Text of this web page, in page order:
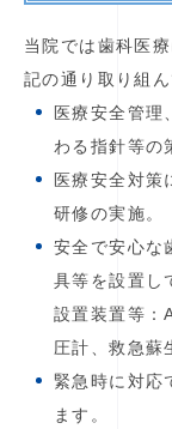
当院では歯科医
記の通り取り組ん
医療安全管理
わる指針等の
医療安全対策
研修の実施。
安全で安心な
具等を設置し
設置装置等：
圧計、救急蘇
緊急時に対応
ます。